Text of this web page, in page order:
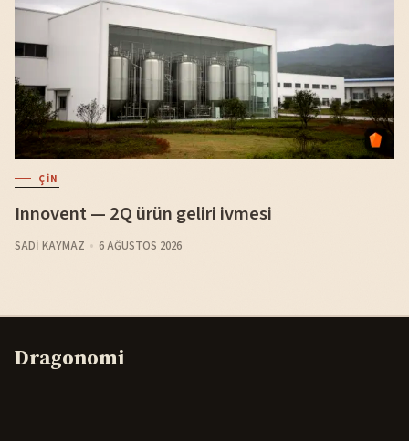
ÇIN
Innovent — 2Q ürün geliri ivmesi
SADI KAYMAZ 6 AĞUSTOS 2026
Dragonomi